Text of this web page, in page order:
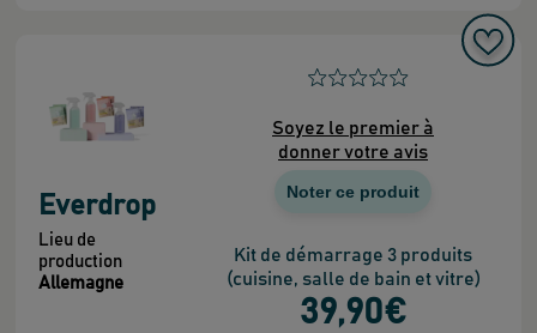
Soyez le premier à
donner votre avis
Noter ce produit
Kit de démarrage 3 produits
(cuisine, salle de bain et vitre)
39,90€
Everdrop
Lieu de
production
Allemagne